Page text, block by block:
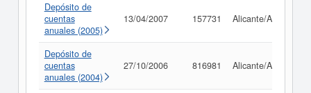
Depósito de
cuentas
anuales (2005)
13/04/2007 157731 Alicante/Alacant
Depósito de
cuentas
anuales (2004)
27/10/2006 816981 Alicante/Alacant